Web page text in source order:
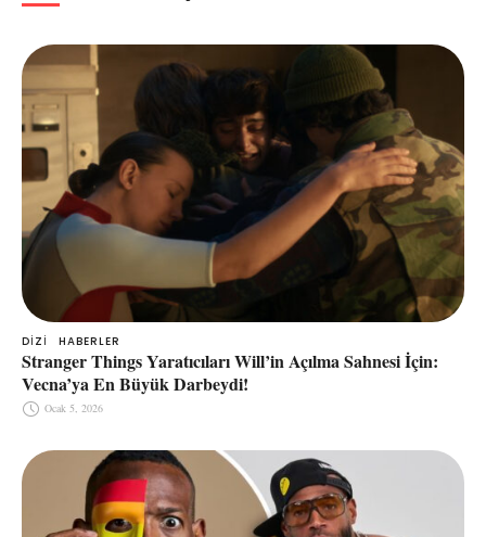
DIZI HABERLER
Stranger Things Yaratıcıları Will’in Açılma Sahnesi İçin:
Vecna’ya En Büyük Darbeydi!
Ocak 5, 2026